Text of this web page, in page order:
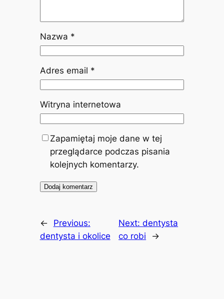
Nazwa *
Adres email *
Witryna internetowa
Zapamiętaj moje dane w tej
przeglądarce podczas pisania
kolejnych komentarzy.
←
Previous:
dentysta i okolice
Next:dentysta
co robi
→